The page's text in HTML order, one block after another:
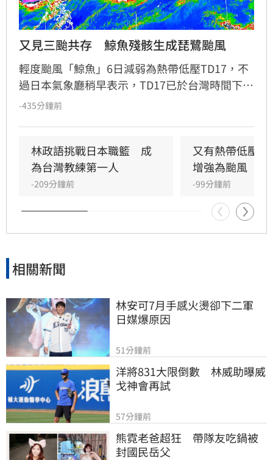
又見三颱共存　鯨魚殘骸生成琵鷺颱風
輕度颱風「鯨魚」6日減弱為熱帶低壓TD17，不
過日本氣象廳稍早表示，TD17已於台灣時間下午
14時升級今年第16號颱風「琵鷺」（Peilou），
-435分鐘前
林政語挑戰日本職籃　成
為台灣教練第一人
-209分鐘前
又有熱帶低壓
增強為颱風
-99分鐘前
相關新聞
林安可7月手感火燙卻下二軍
日媒爆原因
51分鐘前
洋將831大限倒數　林威助曝威
戈神會再試
57分鐘前
熊霓老爸超狂　帶隊友吃鍋被
封國民岳父